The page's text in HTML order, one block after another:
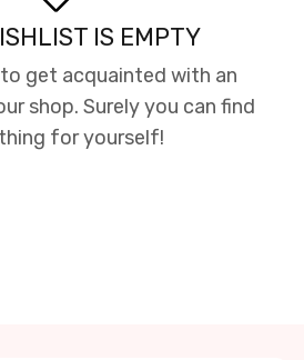
IS EMPTY
get acquainted with an
shop. Surely you can find
for yourself!